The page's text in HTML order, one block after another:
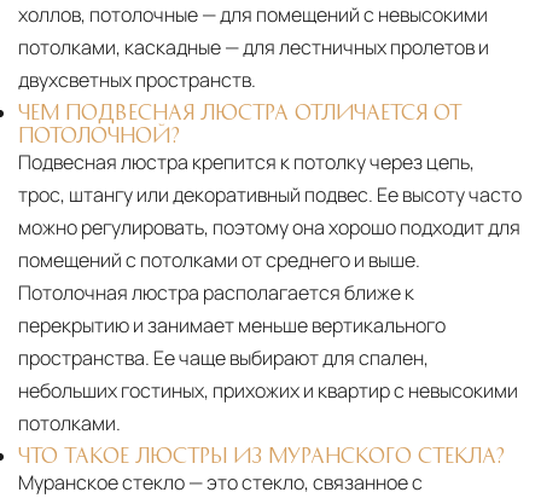
холлов, потолочные — для помещений с невысокими
потолками, каскадные — для лестничных пролетов и
двухсветных пространств.
ЧЕМ ПОДВЕСНАЯ ЛЮСТРА ОТЛИЧАЕТСЯ ОТ
ПОТОЛОЧНОЙ?
Подвесная люстра крепится к потолку через цепь,
трос, штангу или декоративный подвес. Ее высоту часто
можно регулировать, поэтому она хорошо подходит для
помещений с потолками от среднего и выше.
Потолочная люстра располагается ближе к
перекрытию и занимает меньше вертикального
пространства. Ее чаще выбирают для спален,
небольших гостиных, прихожих и квартир с невысокими
потолками.
ЧТО ТАКОЕ ЛЮСТРЫ ИЗ МУРАНСКОГО СТЕКЛА?
Муранское стекло — это стекло, связанное с